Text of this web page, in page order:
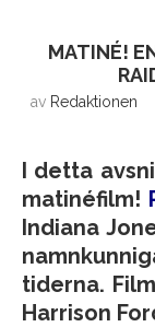
MATINÉ!
av Redaktionen
I detta
matinéfilm!
Indiana
tiderna.
Harrison